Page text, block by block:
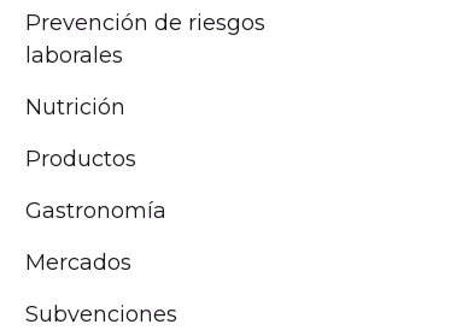
Prevención de riesgos
laborales
Nutrición
Productos
Gastronomía
Mercados
Subvenciones